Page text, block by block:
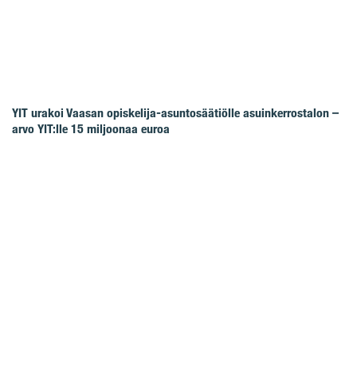
YIT urakoi Vaasan opiskelija-asuntosäätiölle asuinkerrostalon –
arvo YIT:lle 15 miljoonaa euroa